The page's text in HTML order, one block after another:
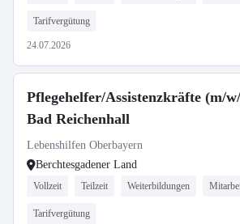
Tarifvergütung
24.07.2026
Pflegehelfer/Assistenzkräfte (m/
Bad Reichenhall
Lebenshilfen Oberbayern
Berchtesgadener Land
Vollzeit Teilzeit Weiterbildungen
Tarifvergütung